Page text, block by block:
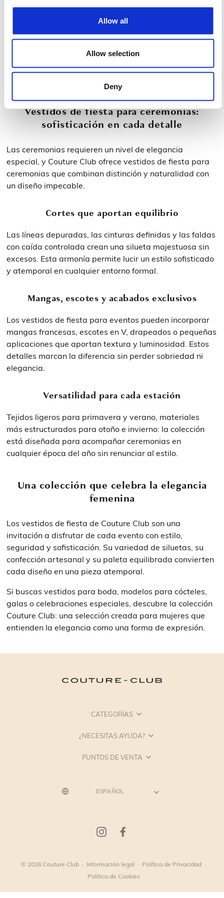
Allow all
Allow selection
Deny
Estilos adaptados a cada invitada
drapeados o pliegues, los vestidos para boda se
adaptan a cada personalidad. Cada prenda refleja la
esencia Couture Club: elegancia equilibrada y una
Vestidos de fiesta para ceremonias:
sofisticación en cada detalle
Las ceremonias requieren un nivel de elegancia
especial, y Couture Club ofrece vestidos de fiesta para
ceremonias que combinan distinción y naturalidad con
un diseño impecable.
Cortes que aportan equilibrio
Las líneas depuradas, las cinturas definidas y las faldas
con caída controlada crean una silueta majestuosa sin
excesos. Esta armonía permite lucir un estilo sofisticado
y atemporal en cualquier entorno formal.
Mangas, escotes y acabados exclusivos
Los vestidos de fiesta para eventos pueden incorporar
mangas francesas, escotes en V, drapeados o pequeñas
aplicaciones que aportan textura y luminosidad. Estos
detalles marcan la diferencia sin perder sobriedad ni
elegancia.
Versatilidad para cada estación
Tejidos ligeros para primavera y verano, materiales
más estructurados para otoño e invierno: la colección
está diseñada para acompañar ceremonias en
cualquier época del año sin renunciar al estilo.
Una colección que celebra la elegancia
femenina
Los vestidos de fiesta de Couture Club son una
invitación a disfrutar de cada evento con estilo,
seguridad y sofisticación. Su variedad de siluetas, su
confección artesanal y su paleta equilibrada convierten
cada diseño en una pieza atemporal.
Si buscas vestidos para boda, modelos para cócteles,
galas o celebraciones especiales, descubre la colección
Couture Club: una selección creada para mujeres que
entienden la elegancia como una forma de expresión.
CATEGORÍAS
¿NECESITAS AYUDA?
PUNTOS DE VENTA
© 2026 Couture Club · Información legal · Política de Privacidad ·
Política de Cookies